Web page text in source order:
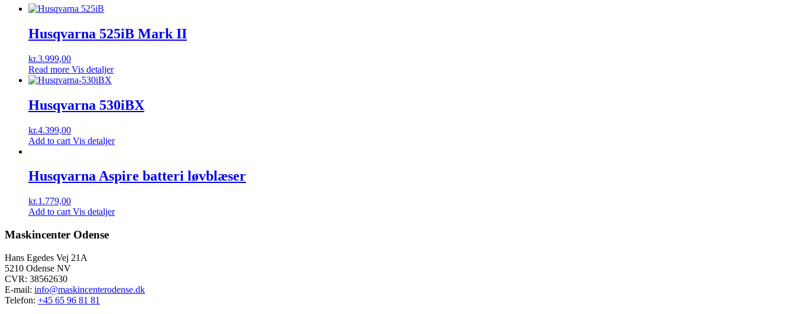
Husqvarna 525iB Mark II
kr.3.999,00
Read more Vis detaljer
Husqvarna 530iBX
kr.4.399,00
Add to cart Vis detaljer
Husqvarna Aspire batteri løvblæser
kr.1.779,00
Add to cart Vis detaljer
Maskincenter Odense
Hans Egedes Vej 21A
5210 Odense NV
CVR: 38562630
E-mail: info@maskincenterodense.dk
Telefon: +45 65 96 81 81